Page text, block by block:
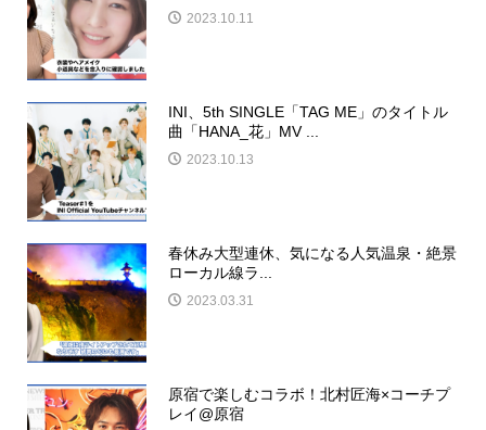
2023.10.11
INI、5th SINGLE「TAG ME」のタイトル
曲「HANA_花」MV ...
2023.10.13
春休み大型連休、気になる人気温泉・絶景
ローカル線ラ...
2023.03.31
原宿で楽しむコラボ！北村匠海×コーチプ
レイ@原宿